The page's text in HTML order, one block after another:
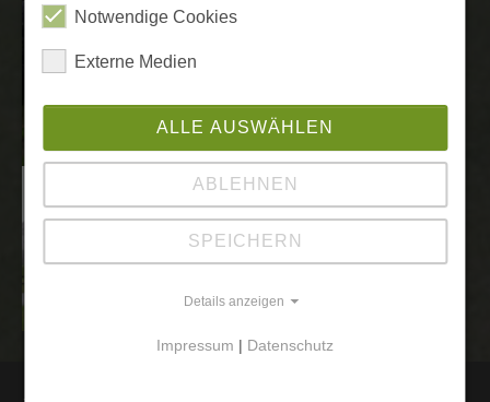
Notwendige Cookies
Externe Medien
ALLE AUSWÄHLEN
ABLEHNEN
SPEICHERN
Details anzeigen
Impressum | Datenschutz